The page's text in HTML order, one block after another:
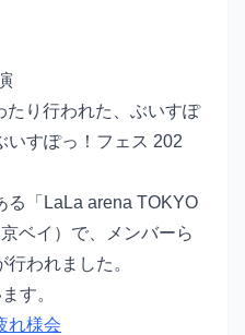
たり行われた、ぶいすぽ
いすぽっ！フェス 202
る「LaLa arena TOKYO
ベイ）で、メンバーら
われました。
す。
れ様会